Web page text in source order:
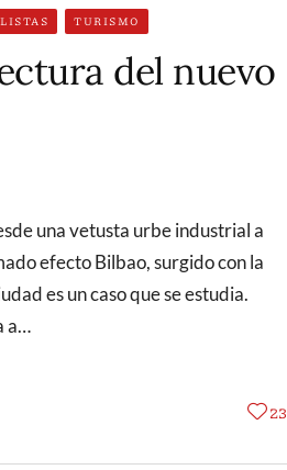
LISTAS TURISMO
del nuevo
efecto Bilbao, surgido con la
es un caso que se estudia.
a…
23